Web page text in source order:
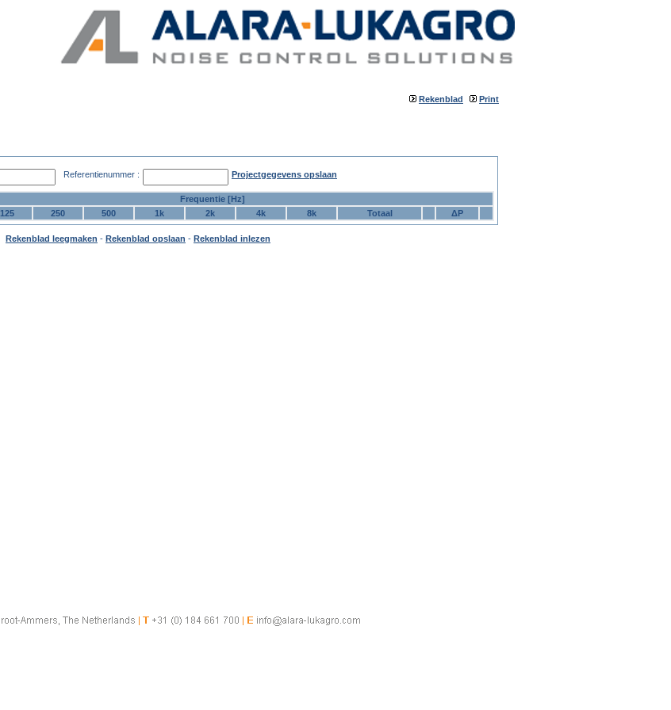
Rekenblad Print
Referentienummer : Projectgegevens opslaan
Frequentie [Hz]
125 250 500 1k 2k 4k 8k Totaal ΔP
Rekenblad leegmaken - Rekenblad opslaan - Rekenblad inlezen